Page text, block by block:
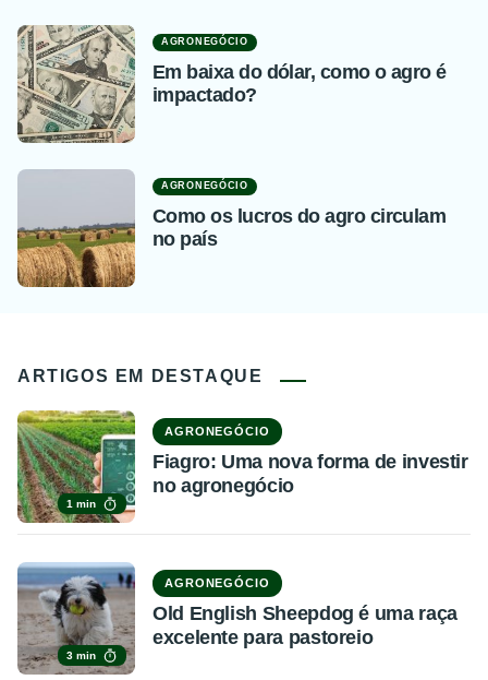
AGRONEGÓCIO
Em baixa do dólar, como o agro é
impactado?
AGRONEGÓCIO
Como os lucros do agro circulam
no país
ARTIGOS EM DESTAQUE
1 min
AGRONEGÓCIO
Fiagro: Uma nova forma de investir
no agronegócio
3 min
AGRONEGÓCIO
Old English Sheepdog é uma raça
excelente para pastoreio